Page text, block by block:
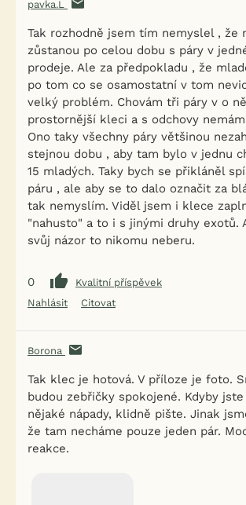
pavka.L
Tak rozhodně jsem tím nemyslel , že
zůstanou po celou dobu s páry v
prodeje. Ale za předpokladu , že
po tom co se osamostatní v tom
velký problém. Chovám tři páry v o
prostornější kleci a s odchovy
Ono taky všechny páry většinou
stejnou dobu , aby tam bylo v jednu
15 mladých. Taky bych se přikláněl
páru , ale aby se to dalo označit za
tak nemyslím. Viděl jsem i klece
"nahusto" a to i s jinými druhy exotů.
svůj názor to nikomu neberu.
0
Kvalitní příspěvek
Nahlásit
Citovat
Borona
Tak klec je hotová. V příloze je foto.
budou zebřičky spokojené. Kdyby
nějaké nápady, klidně pište. Jinak
že tam necháme pouze jeden pár.
reakce.